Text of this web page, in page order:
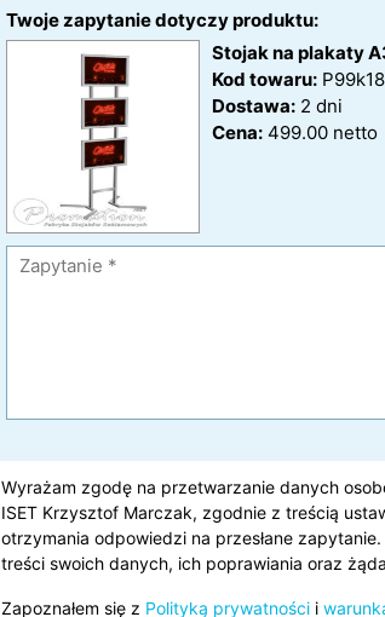
Twoje zapytanie dotyczy produktu:
Stojak na plakaty
Kod towaru: P99k18
Dostawa: 2 dni
Cena: 499.00 netto
Wyrażam zgodę na przetwarzanie danych
ISET Krzysztof Marczak, zgodnie z treścią
otrzymania odpowiedzi na przesłane
treści swoich danych, ich poprawiania oraz
Zapoznałem się z Polityką prywatności i